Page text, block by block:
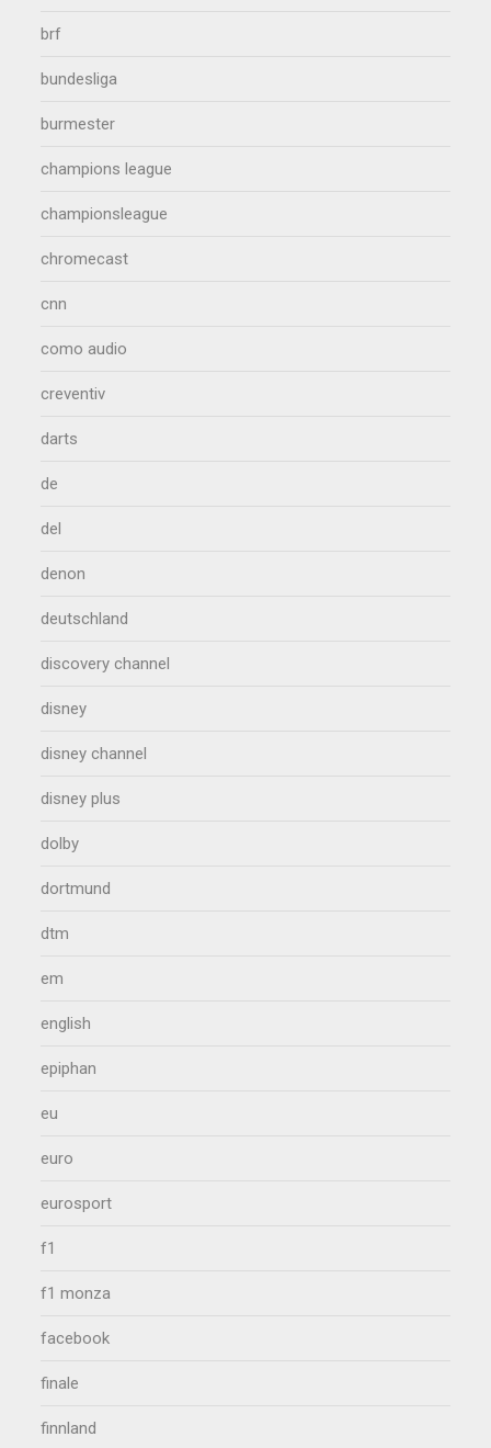
brf
bundesliga
burmester
champions league
championsleague
chromecast
cnn
como audio
creventiv
darts
de
del
denon
deutschland
discovery channel
disney
disney channel
disney plus
dolby
dortmund
dtm
em
english
epiphan
eu
euro
eurosport
f1
f1 monza
facebook
finale
finnland